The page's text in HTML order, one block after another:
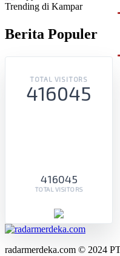
Trending di Kampar
Berita Populer
TOTAL VISITORS
416045
416045
TOTAL VISITORS
radarmerdeka.com © 2024